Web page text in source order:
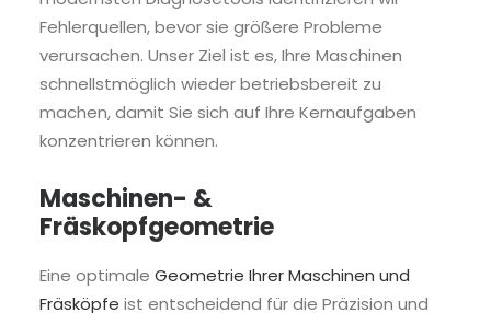
Fehlerquellen, bevor sie größere Probleme
verursachen. Unser Ziel ist es, Ihre Maschinen
schnellstmöglich wieder betriebsbereit zu
machen, damit Sie sich auf Ihre Kernaufgaben
konzentrieren können.
Maschinen- &
Fräskopfgeometrie
Eine optimale Geometrie Ihrer Maschinen und
Fräsköpfe ist entscheidend für die Präzision und